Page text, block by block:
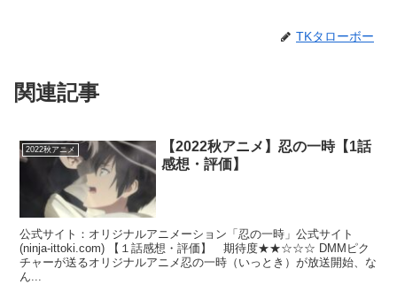
TKタローボー
関連記事
2022秋アニメ
【2022秋アニメ】忍の一時【1話
感想・評価】
公式サイト：オリジナルアニメーション「忍の一時」公式サイト
(ninja-ittoki.com) 【１話感想・評価】 期待度★★☆☆☆ DMMピク
チャーが送るオリジナルアニメ忍の一時（いっとき）が放送開始、な
ん...